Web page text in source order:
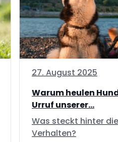
27. August 2025
Warum heulen
Urruf unserer...
Was steckt hinter
Verhalten?